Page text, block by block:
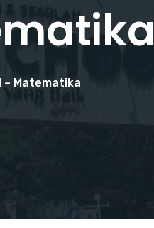
– Matematika